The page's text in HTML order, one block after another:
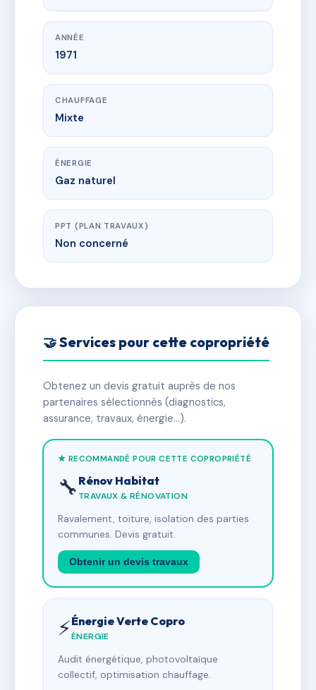
ANNÉE
1971
CHAUFFAGE
Mixte
ÉNERGIE
Gaz naturel
PPT (PLAN TRAVAUX)
Non concerné
🤝 Services pour cette copropriété
Obtenez un devis gratuit auprès de nos
partenaires sélectionnés (diagnostics,
assurance, travaux, énergie…).
★ RECOMMANDÉ POUR CETTE COPROPRIÉTÉ
🔧 Rénov Habitat
TRAVAUX & RÉNOVATION
Ravalement, toiture, isolation des parties
communes. Devis gratuit.
Obtenir un devis travaux
⚡Énergie Verte Copro
ÉNERGIE
Audit énergétique, photovoltaïque
collectif, optimisation chauffage.